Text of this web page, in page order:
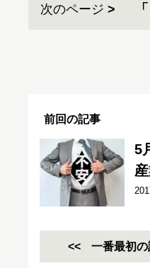
次のページ
前回の記事
5
一番最初